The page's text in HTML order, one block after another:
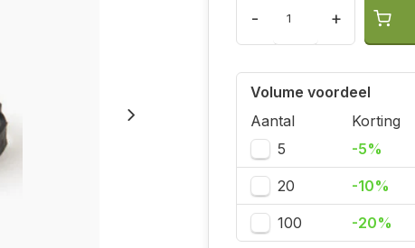
- +
Volume voordeel
Aantal
Korting
5
-5%
20 -10%
100 -20%